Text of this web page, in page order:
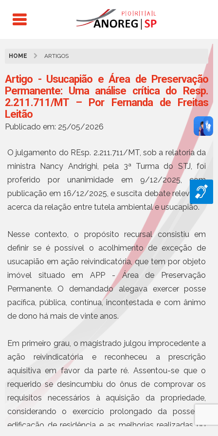
HOME ARTIGOS
Artigo - Usucapião e Área de Preservação
Permanente: Uma análise crítica do Resp.
2.211.711/MT – Por Fernanda de Freitas
Leitão
Publicado em: 25/05/2026
O julgamento do REsp. 2.211.711/MT, sob a relatoria da
ministra Nancy Andrighi, pela 3ª Turma do STJ, foi
proferido por unanimidade em 9/12/2025, com
publicação em 16/12/2025, e suscita debate relevante
acerca da relação entre tutela ambiental e usucapião.
Nesse contexto, o propósito recursal consistiu em
definir se é possível o acolhimento de exceção de
usucapião em ação reivindicatória, que tem por objeto
imóvel situado em APP - Área de Preservação
Permanente. O demandado alegava exercer posse
pacífica, pública, contínua, incontestada e com ânimo
de dono há mais de vinte anos.
Em primeiro grau, o magistrado julgou improcedente a
ação reivindicatória e reconheceu a prescrição
aquisitiva em favor da parte ré. Assentou-se que o
requerido se desincumbiu do ônus de comprovar os
requisitos necessários à aquisição da propriedade,
considerando o exercício prolongado da posse, a
edificação de residência e as melhorias realizadas no